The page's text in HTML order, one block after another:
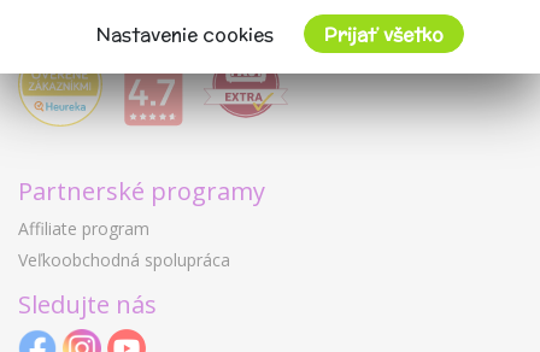
Partnerské programy
Affiliate program
Veľkoobchodná spolupráca
Sledujte nás
Nastavenie cookies Prijať všetko